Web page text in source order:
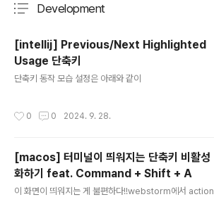
Development
[intellij] Previous/Next Highlighted
Usage 단축키
단축키 동작 모습 설정은 아래와 같이
0 0 2024. 9. 28.
[macos] 터미널이 띄워지는 단축키 비활성
화하기 feat. Command + Shift + A
이 화면이 띄워지는 게 불편하다!!webstorm에서 action